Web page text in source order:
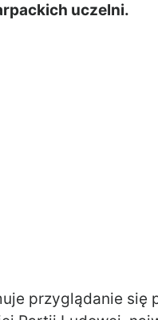
uczelni.
przyglądanie się